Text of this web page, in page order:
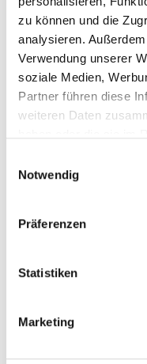
zu können und die
analysieren.
Verwendung unserer
soziale Medien,
Partner führen diese
weiteren Daten
Notwendig
Präferenzen
Statistiken
Marketing
06.05.2025
Professionelle
07.05.2025
Speak and Shine -
Poland’s
Schnitt- und
10.06.2025